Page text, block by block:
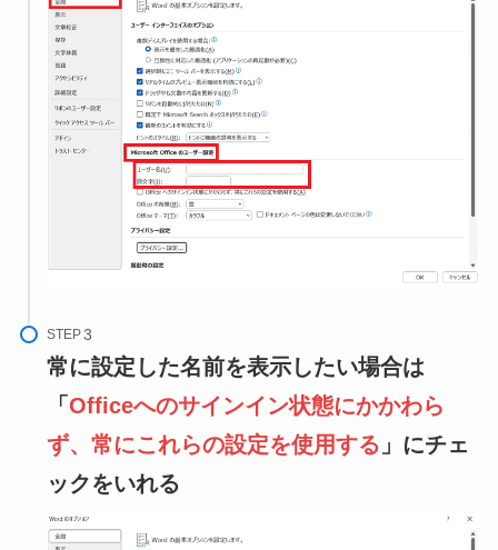
STEP
常に設定した名前を表示したい場合は
「 Officeへのサインイン状態にかかわら
ず、常にこれらの設定を使用する 」にチェ
ックをいれる